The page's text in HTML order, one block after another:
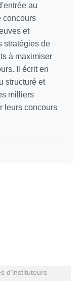
au
concours
et
stratégies de
à maximiser
Il écrit en
structuré et
milliers
leurs concours
d'lnstituteurs